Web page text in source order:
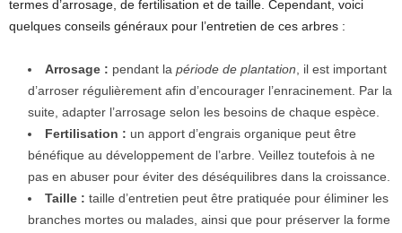
termes d’arrosage, de fertilisation et de taille. Cependant, voici
quelques conseils généraux pour l’entretien de ces arbres :
Arrosage : pendant la période de plantation , il est important
d’arroser régulièrement afin d’encourager l’enracinement. Par la
suite, adapter l’arrosage selon les besoins de chaque espèce.
Fertilisation : un apport d’engrais organique peut être
bénéfique au développement de l’arbre. Veillez toutefois à ne
pas en abuser pour éviter des déséquilibres dans la croissance.
Taille : taille d’entretien peut être pratiquée pour éliminer les
branches mortes ou malades, ainsi que pour préserver la forme